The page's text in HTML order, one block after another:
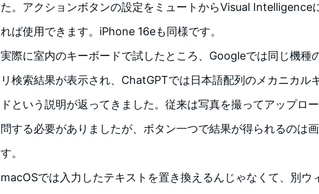
た。アクションボタンの設定をミュートからVisual Intelligence
れば使用できます。iPhone 16eも同様です。
実際に室内のキーボードで試したところ、Googleでは同じ機種
リ検索結果が表示され、ChatGPTでは日本語配列のメカニカル
ドという説明が返ってきました。従来は写真を撮ってアップロ
問する必要がありましたが、ボタン一つで結果が得られるのは
す。
macOSでは入力したテキストを置き換えるんじゃなくて、別ウ